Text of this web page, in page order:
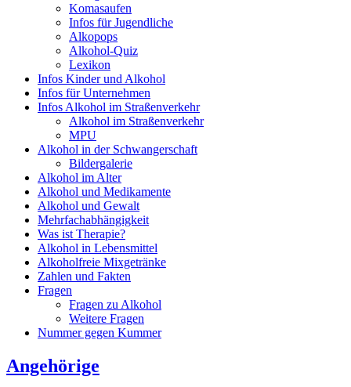
Komasaufen
Infos für Jugendliche
Alkopops
Alkohol-Quiz
Lexikon
Infos Kinder und Alkohol
Infos für Unternehmen
Infos Alkohol im Straßenverkehr
Alkohol im Straßenverkehr
MPU
Alkohol in der Schwangerschaft
Bildergalerie
Alkohol im Alter
Alkohol und Medikamente
Alkohol und Gewalt
Mehrfachabhängigkeit
Was ist Therapie?
Alkohol in Lebensmittel
Alkoholfreie Mixgetränke
Zahlen und Fakten
Fragen
Fragen zu Alkohol
Weitere Fragen
Nummer gegen Kummer
Angehörige